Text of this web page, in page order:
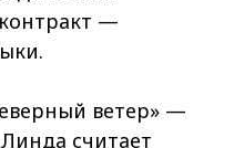
—
ветер» —
считает